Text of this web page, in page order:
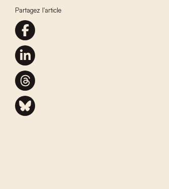
Partagez l'article